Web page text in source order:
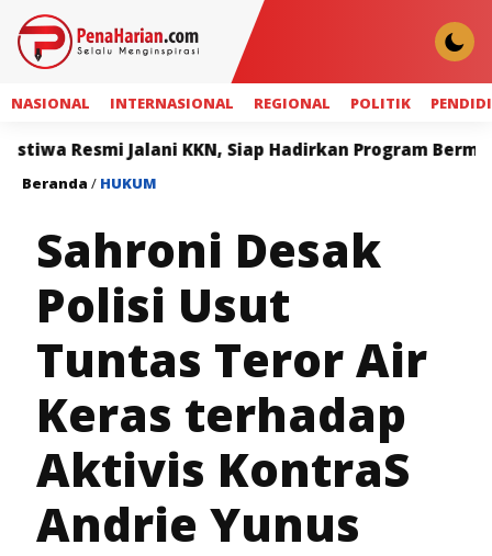
NASIONAL INTERNASIONAL REGIONAL POLITIK
Jalani KKN, Siap Hadirkan Program Bermanfaat
Beranda / HUKUM
Sahroni Desak
Polisi Usut
Tuntas Teror Air
Keras terhadap
Aktivis KontraS
Andrie Yunus